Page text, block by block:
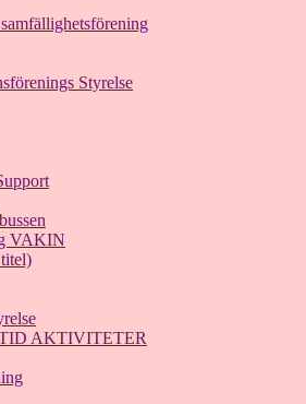
Styrelse
VAKIN
AKTIVITETER